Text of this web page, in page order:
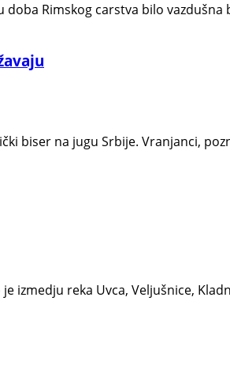
Rimskog carstva bilo
biser na jugu Srbije. Vranjanci,
izmedju reka Uvca, Veljušnice,